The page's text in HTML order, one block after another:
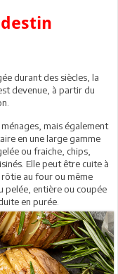
durant des siècles, la
devenue, à partir du
mais également
en une large gamme
ou fraiche, chips,
Elle peut être cuite à
rôtie au four ou même
pelée, entière ou coupée
en purée.